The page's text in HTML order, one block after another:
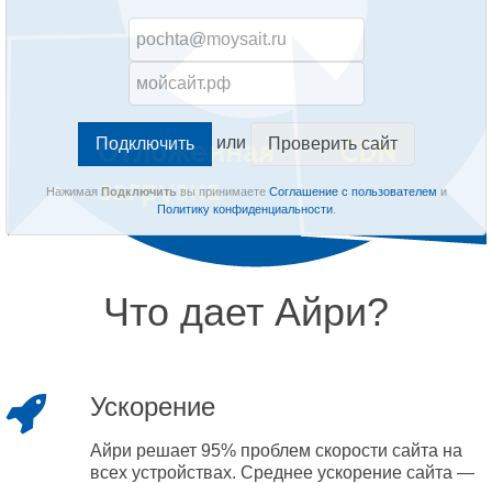
или Проверить сайт
Нажимая Подключитьвы принимаете Соглашение с пользователем и
Политику конфиденциальности.
Что дает Айри?
Ускорение
Айри решает 95% проблем скорости сайта на
всех устройствах. Среднее ускорение сайта —